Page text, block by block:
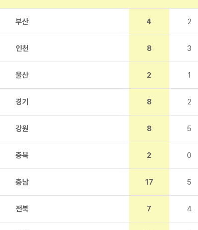
부산 4 2
인천 8 3
울산 2 1
경기 8 2
강원 8 5
충북 2 0
충남 17 5
전북 7 4